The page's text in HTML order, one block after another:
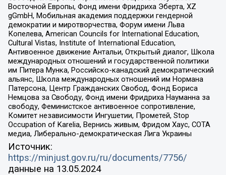
Восточной Европы, Фонд имени Фридриха Эберта, XZ
gGmbH, Мобильная академия поддержки гендерной
демократии и миротворчества, Форум имени Льва
Копелева, American Councils for International Education,
Cultural Vistas, Institute of International Education,
Антивоенное движение Антальи, Открытый диалог, Школа
международных отношений и государственной политики
им Питера Мунка, Российско-канадский демократический
альянс, Школа международных отношений им Нормана
Патерсона, Центр Гражданских Свобод, Фонд Бориса
Немцова за Свободу, Фонд имени Фридриха Науманна за
свободу, Феминистское антивоенное сопротивление,
Комитет независимости Ингушетии, Прометей, Stop
Occupation of Karelia, Вернись живым, Фридом Хаус, СОТА
медиа, Либерально-демократическая Лига Украины
Источник:
https://minjust.gov.ru/ru/documents/7756/
данные на 13.05.2024